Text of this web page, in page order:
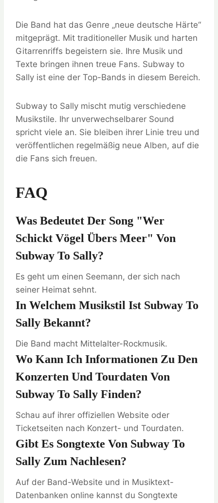
Die Band hat das Genre „neue deutsche Härte“
mitgeprägt. Mit traditioneller Musik und harten
Gitarrenriffs begeistern sie. Ihre Musik und
Texte bringen ihnen treue Fans. Subway to
Sally ist eine der Top-Bands in diesem Bereich.
Subway to Sally mischt mutig verschiedene
Musikstile. Ihr unverwechselbarer Sound
spricht viele an. Sie bleiben ihrer Linie treu und
veröffentlichen regelmäßig neue Alben, auf die
die Fans sich freuen.
FAQ
Was Bedeutet Der Song "Wer
Schickt Vögel Übers Meer" Von
Subway To Sally?
Es geht um einen Seemann, der sich nach
seiner Heimat sehnt.
In Welchem Musikstil Ist Subway To
Sally Bekannt?
Die Band macht Mittelalter-Rockmusik.
Wo Kann Ich Informationen Zu Den
Konzerten Und Tourdaten Von
Subway To Sally Finden?
Schau auf ihrer offiziellen Website oder
Ticketseiten nach Konzert- und Tourdaten.
Gibt Es Songtexte Von Subway To
Sally Zum Nachlesen?
Auf der Band-Website und in Musiktext-
Datenbanken online kannst du Songtexte